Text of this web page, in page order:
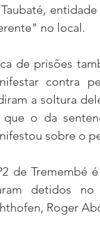
no local.
de prisões
contra
a soltura
o da
sobre o
de Tremembé
detidos no
Roger